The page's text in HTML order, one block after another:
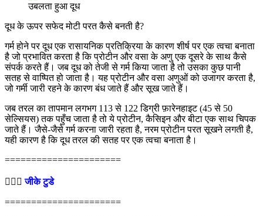
उबलता हुआ दूध
दूध के ऊपर सफेद मोटी परत कैसे बनती है?
गर्म होने पर दूध एक रासायनिक प्रतिक्रिया के कारण शीर्ष पर एक त्वचा बनाता
है जो प्रभावित करता है कि प्रोटीन और वसा के अणु एक दूसरे के साथ कैसे
संपर्क करते हैं। जब दूध को तेजी से गर्म किया जाता है तो उसका कुछ पानी
सतह से वाष्पित हो जाता है। यह प्रोटीन और वसा अणुओं को उजागर करता है,
जो गर्मी जारी रहने के कारण बंध जाते हैं और सूख जाते हैं।
जब तरल का तापमान लगभग 113 से 122 डिग्री फ़ारेनहाइट (45 से 50
सेल्सियस) तक पहुँच जाता है तो ये प्रोटीन, कैसिइन और बीटा एक साथ चिपक
जाते हैं। जैसे-जैसे गर्म करना जारी रहता है, नरम प्रोटीन परत सूखने लगती है,
यही कारण है कि दूध तरल की सतह पर एक त्वचा बनाता है।
======================
💁🏻‍♂‍जीके टुडे
======================